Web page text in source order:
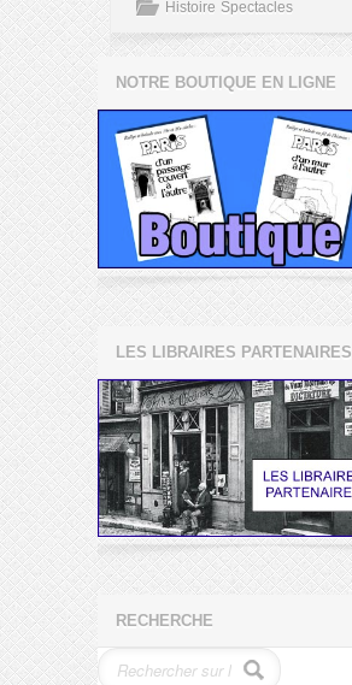
Histoire Spectacles
NOTRE BOUTIQUE EN LIGNE
LES LIBRAIRES PARTENAIRES
RECHERCHE